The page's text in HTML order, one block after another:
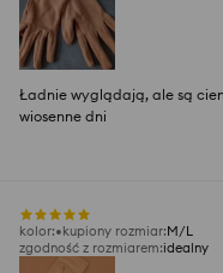
Ładnie wyglądają, ale są
wiosenne dni
kolor: kupiony rozmiar:M/L
zgodność z rozmiarem:idealny